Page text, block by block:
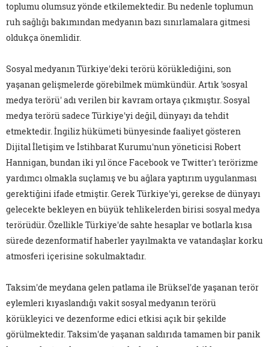
toplumu olumsuz yönde etkilemektedir. Bu nedenle toplumun
ruh sağlığı bakımından medyanın bazı sınırlamalara gitmesi
oldukça önemlidir.
Sosyal medyanın Türkiye'deki terörü körüklediğini, son
yaşanan gelişmelerde görebilmek mümkündür. Artık 'sosyal
medya terörü' adı verilen bir kavram ortaya çıkmıştır. Sosyal
medya terörü sadece Türkiye'yi değil, dünyayı da tehdit
etmektedir. İngiliz hükümeti bünyesinde faaliyet gösteren
Dijital İletişim ve İstihbarat Kurumu'nun yöneticisi Robert
Hannigan, bundan iki yıl önce Facebook ve Twitter'ı terörizme
yardımcı olmakla suçlamış ve bu ağlara yaptırım uygulanması
gerektiğini ifade etmiştir. Gerek Türkiye'yi, gerekse de dünyayı
gelecekte bekleyen en büyük tehlikelerden birisi sosyal medya
terörüdür. Özellikle Türkiye'de sahte hesaplar ve botlarla kısa
sürede dezenformatif haberler yayılmakta ve vatandaşlar korku
atmosferi içerisine sokulmaktadır.
Taksim'de meydana gelen patlama ile Brüksel'de yaşanan terör
eylemleri kıyaslandığı vakit sosyal medyanın terörü
körükleyici ve dezenforme edici etkisi açık bir şekilde
görülmektedir. Taksim'de yaşanan saldırıda tamamen bir panik